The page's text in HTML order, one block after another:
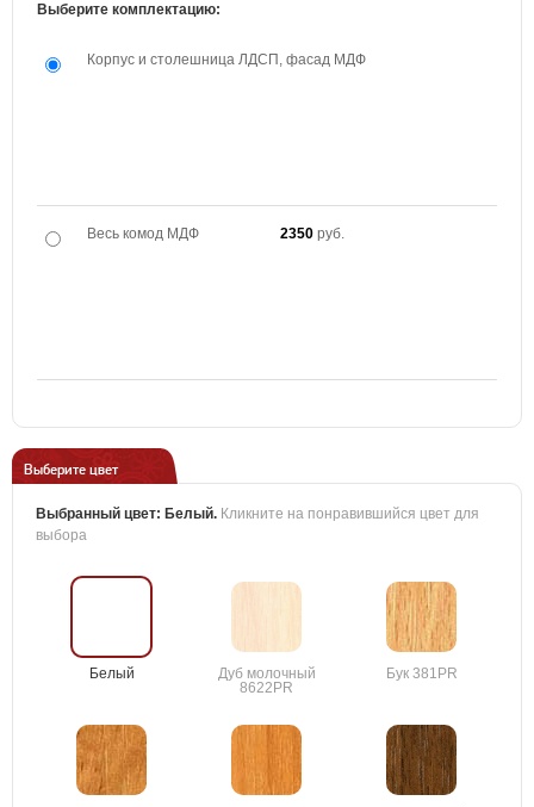
Выберите комплектацию:
Корпус и столешница ЛДСП, фасад МДФ
Весь комод МДФ 2350 руб.
Выберите цвет
Выбранный цвет: Белый. Кликните на понравившийся цвет для
выбора
Белый
Дуб молочный
8622PR
Бук 381PR